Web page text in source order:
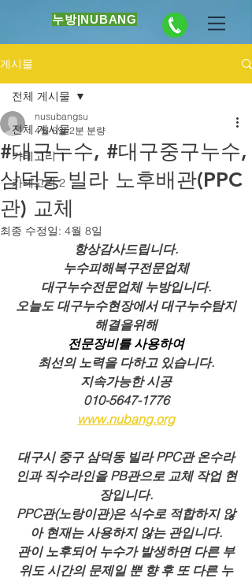
누방|NUBANG
게시물
전체 게시물
카테고리 1
카테고리 2
전체 게시물
#대구누수, #대구중구누수,
삼덕동 빌라 노후배관(PPC
관) 교체
nusubangsu
4월 6일 2분 분량
최종 수정일: 4월 8일
항상감사드립니다.
누수피해복구전문업체
대구누수전문업체 누방입니다.
오늘도 대구누수현장에서 대구누수탐지
해결을위해
전문장비를 사용하여
최선의 노력을 다하고 있습니다.
지속가능한 시공
010-5647-1776
www.nubang.org
대구시 중구 삼덕동 빌라 PPC관 온수라
인과 직수라인을 PB관으로 교체 작업 현
장입니다.
PPC관(노랑이관)은 식수로 적합하지 않
아 현재는 사용하지 않는 관입니다.
관이 노후되어 누수가 발생하면 다른 부
위도 시간의 문제일 뿐 향 후 또 다른 누